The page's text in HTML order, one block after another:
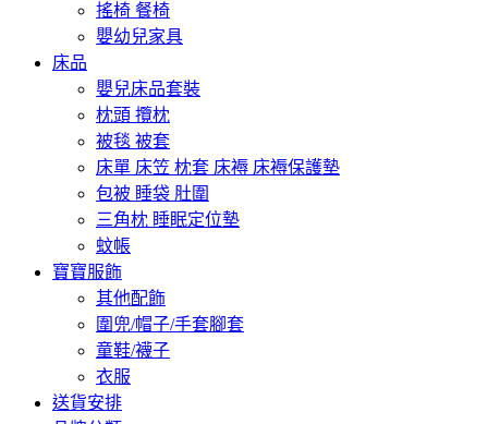
搖椅 餐椅
嬰幼兒家具
床品
嬰兒床品套裝
枕頭 攬枕
被毯 被套
床單 床笠 枕套 床褥 床褥保護墊
包被 睡袋 肚圍
三角枕 睡眠定位墊
蚊帳
寶寶服飾
其他配飾
圍兜/帽子/手套腳套
童鞋/襪子
衣服
送貨安排